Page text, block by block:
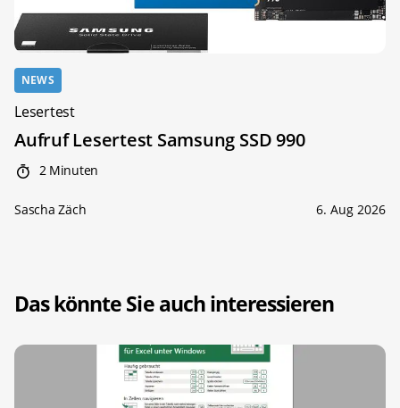
NEWS
Lesertest
Aufruf Lesertest Samsung SSD 990
2 Minuten
Sascha Zäch 6. Aug 2026
Das könnte Sie auch interessieren